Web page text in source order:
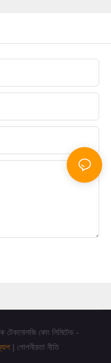
টেকনোলজি কোং লিমিটেড -
| গোপনীয়তা নীতি